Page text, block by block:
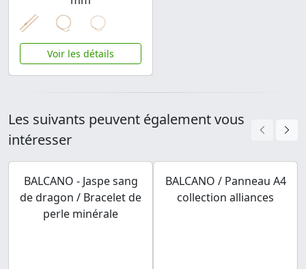
Voir les détails
Les suivants peuvent également vous
intéresser
BALCANO - Jaspe sang
de dragon / Bracelet de
perle minérale
BALCANO / Panneau A4
collection alliances